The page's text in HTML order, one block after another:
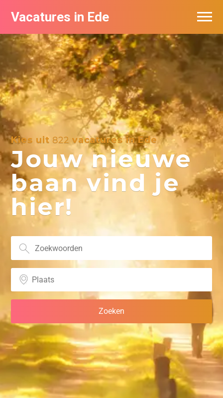
Vacatures in Ede
Kies uit 822 vacatures in Ede
Jouw nieuwe
baan vind je
hier!
Vacatures bij bedrijven in Ede